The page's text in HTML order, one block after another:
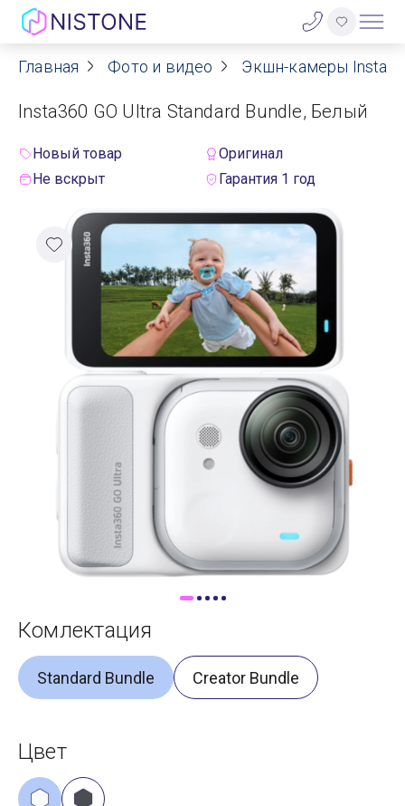
Акции
О нас
Договор оферты
Реквизиты
Контакты
Гарантия
Оплата
Самовывоз
Trade-In
Главная Фото и видео Экшн-камеры
Insta360 GO Ultra Standard Bundle, Белый
Новый товар
Оригинал
Не вскрыт
Гарантия 1 год
Комлектация
Standard Bundle Creator Bundle
Цвет